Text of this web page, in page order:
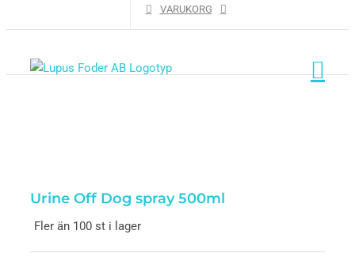
VARUKORG
Urine Off Dog spray 500ml
Fler än 100 st i lager